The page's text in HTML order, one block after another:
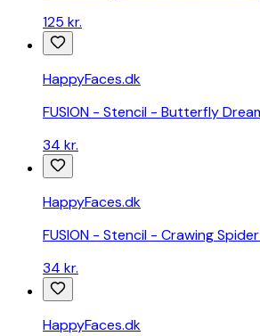
125 kr.
HappyFaces.dk
FUSION - Stencil - Butterfly
34 kr.
HappyFaces.dk
FUSION - Stencil - Crawing
34 kr.
HappyFaces.dk